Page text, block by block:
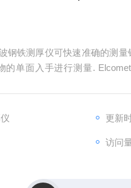
钢铁测厚仪可快速准确的测量
单面入手进行测量.
更新
访问